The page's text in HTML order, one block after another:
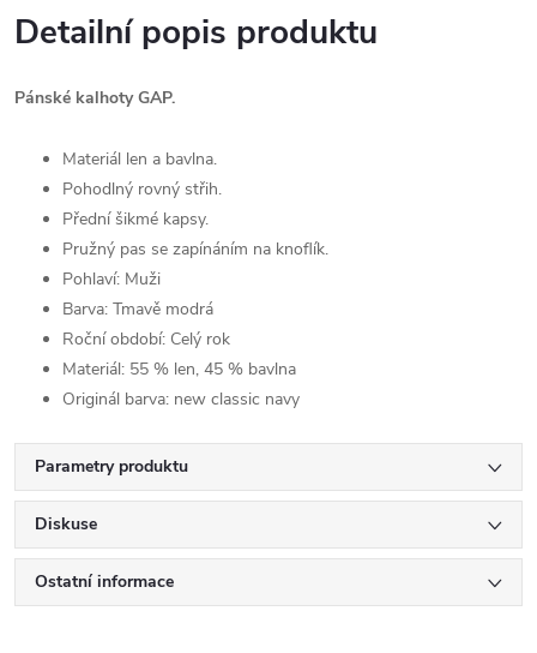
Detailní popis produktu
Pánské kalhoty GAP.
Materiál len a bavlna.
Pohodlný rovný střih.
Přední šikmé kapsy.
Pružný pas se zapínáním na knoflík.
Pohlaví: Muži
Barva: Tmavě modrá
Roční období: Celý rok
Materiál: 55 % len, 45 % bavlna
Originál barva: new classic navy
Parametry produktu
Diskuse
Ostatní informace